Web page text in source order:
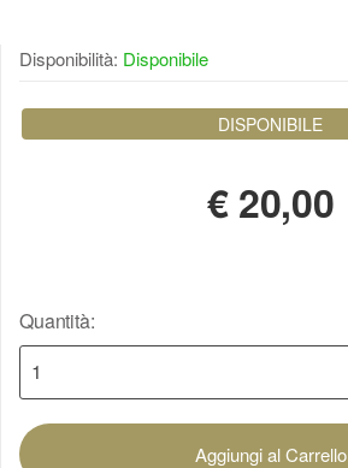
Disponibilità: Disponibile
DISPONIBILE
€20,00
Quantità:
Aggiungi al Carrello